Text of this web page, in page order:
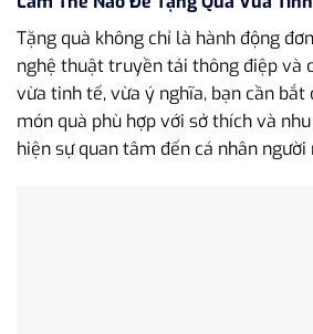
Tặng quà không chỉ là hành động
nghệ thuật truyền tải thông điệp và
vừa tinh tế, vừa ý nghĩa, bạn cần bắt
món quà phù hợp với sở thích và
hiện sự quan tâm đến cá nhân người